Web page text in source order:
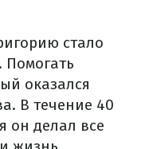
стало
Помогать
оказался
В течение 40
он делал все